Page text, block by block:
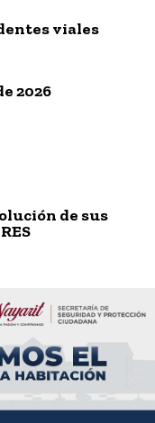
viales
2026
de sus